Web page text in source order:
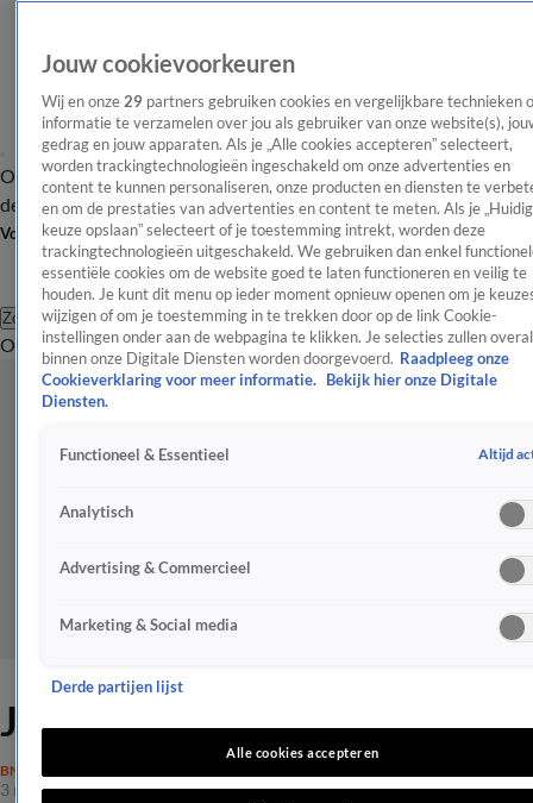
OverzichtAfleveringen Entertainment TV Algemeen
Tip
de redactieNieuwsbrief
Volg Shownieuws
Zoeken
OverzichtEntertainmentSpraakmakendRealityCrimeVideo's
Joost Prinsen (83) overleden
BN'ERS
3 nov 2025, 09:27
Jouw cookievoorkeuren
Wij en onze 29 partners gebruiken cookies en vergelijkbare technieken
informatie te verzamelen over jou als gebruiker van onze website(s),
gedrag en jouw apparaten. Als je „Alle cookies accepteren” selecteert,
worden trackingtechnologieën ingeschakeld om onze advertenties en
content te kunnen personaliseren, onze producten en diensten te
en om de prestaties van advertenties en content te meten. Als je
keuze opslaan” selecteert of je toestemming intrekt, worden deze
trackingtechnologieën uitgeschakeld. We gebruiken dan enkel
essentiële cookies om de website goed te laten functioneren en veilig te
houden. Je kunt dit menu op ieder moment opnieuw openen om je
wijzigen of om je toestemming in te trekken door op de link Cookie-
instellingen onder aan de webpagina te klikken. Je selecties zullen overal
binnen onze Digitale Diensten worden doorgevoerd. Raadpleeg onze
Cookieverklaring voor meer informatie.
Bekijk hier onze Digitale
Diensten.
Functioneel & Essentieel Altijd
Analytisch
Advertising & Commercieel
Marketing & Social media
Derde partijen lijst
Alle cookies accepteren